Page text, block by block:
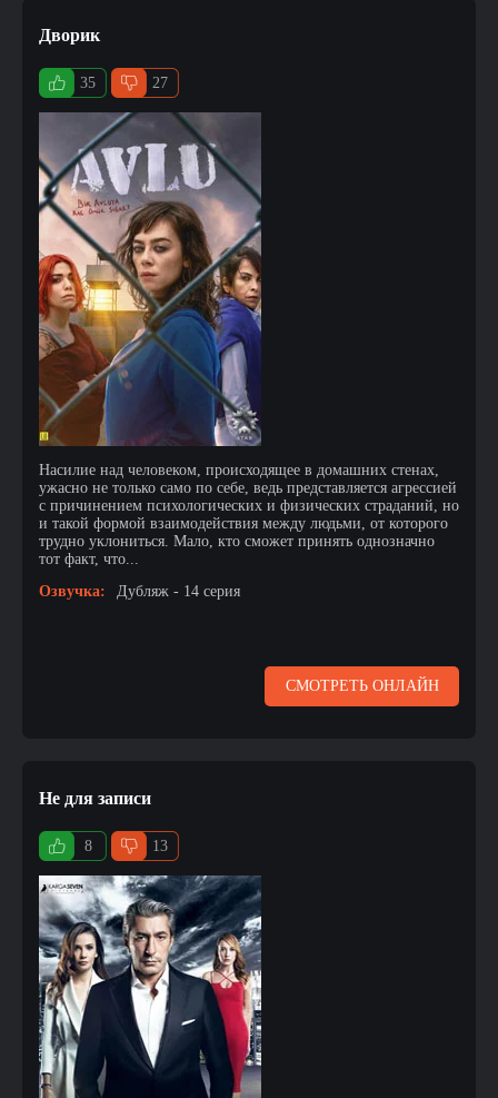
Дворик
35 27
Насилие над человеком, происходящее в домашних стенах,
ужасно не только само по себе, ведь представляется агрессией
с причинением психологических и физических страданий, но
и такой формой взаимодействия между людьми, от которого
трудно уклониться. Мало, кто сможет принять однозначно
тот факт, что...
Озвучка:
Дубляж - 14 серия
СМОТРЕТЬ ОНЛАЙН
Не для записи
8 13